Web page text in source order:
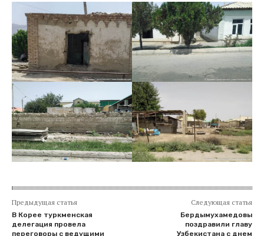
Предыдущая статья
В Корее туркменская
делегация провела
переговоры с ведущими
Следующая статья
Бердымухамедовы
поздравили главу
Узбекистана с днем